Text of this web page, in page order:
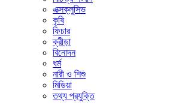
এক্সক্লুসিভ
কৃষি
ফিচার
ক্রীড়া
বিনোদন
ধর্ম
নারী ও শিশু
মিডিয়া
তথ্য প্রযুক্তি